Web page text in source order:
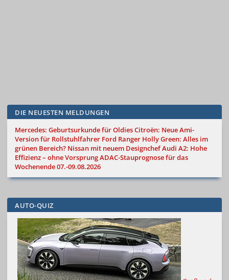
DIE NEUESTEN MELDUNGEN
Mercedes: Geburtsurkunde für OldiesCitroën: Neue Ami-
Version für Rollstuhlfahrer Ford Ranger Holly Green: Alles im
grünen Bereich? Nissan mit neuem DesignchefAudi A2: Hohe
Effizienz – ohne VorsprungADAC-Stauprognose für das
Wochenende 07.-09.08.2026
AUTO-QUIZ